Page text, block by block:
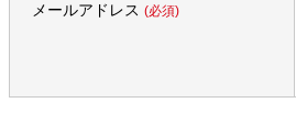
メールアドレス (必須)